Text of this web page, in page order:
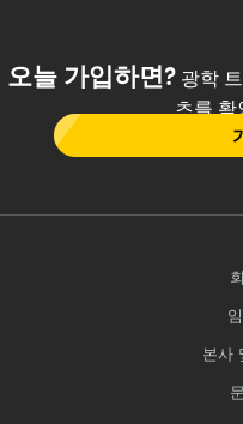
오늘 가입하면?광학 트
츠를 확
본사